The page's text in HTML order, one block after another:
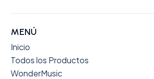
MENÚ
Inicio
Todos los Productos
WonderMusic